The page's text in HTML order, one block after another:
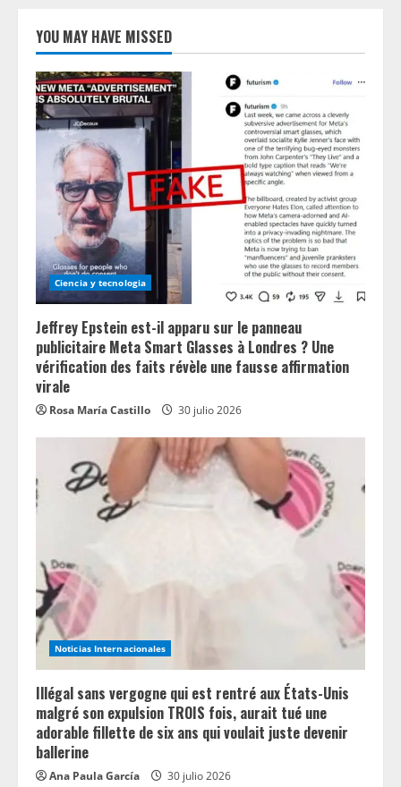
YOU MAY HAVE MISSED
Ciencia y tecnologia
Jeffrey Epstein est-il apparu sur le panneau
publicitaire Meta Smart Glasses à Londres ? Une
vérification des faits révèle une fausse affirmation
virale
Rosa María Castillo 30 julio 2026
Noticias Internacionales
Illégal sans vergogne qui est rentré aux États-Unis
malgré son expulsion TROIS fois, aurait tué une
adorable fillette de six ans qui voulait juste devenir
ballerine
Ana Paula García 30 julio 2026